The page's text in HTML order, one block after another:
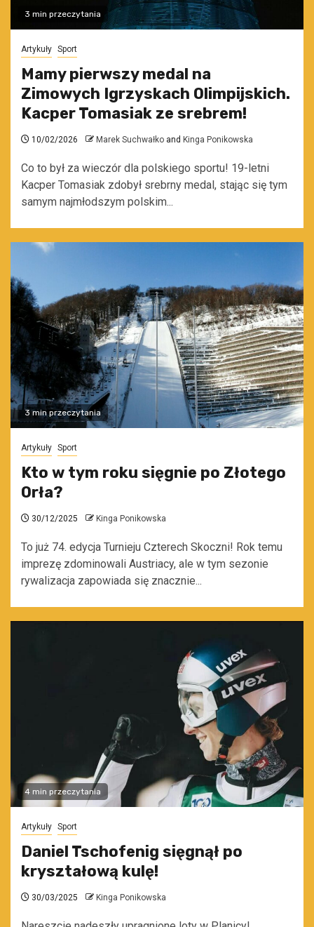
3 min przeczytania
Artykuły Sport
Mamy pierwszy medal na
Zimowych Igrzyskach Olimpijskich.
Kacper Tomasiak ze srebrem!
10/02/2026 Marek Suchwałko and Kinga Ponikowska
Co to był za wieczór dla polskiego sportu! 19-letni
Kacper Tomasiak zdobył srebrny medal, stając się tym
samym najmłodszym polskim...
3 min przeczytania
Artykuły Sport
Kto w tym roku sięgnie po Złotego
Orła?
30/12/2025 Kinga Ponikowska
To już 74. edycja Turnieju Czterech Skoczni! Rok temu
imprezę zdominowali Austriacy, ale w tym sezonie
rywalizacja zapowiada się znacznie...
4 min przeczytania
Artykuły Sport
Daniel Tschofenig sięgnął po
kryształową kulę!
30/03/2025 Kinga Ponikowska